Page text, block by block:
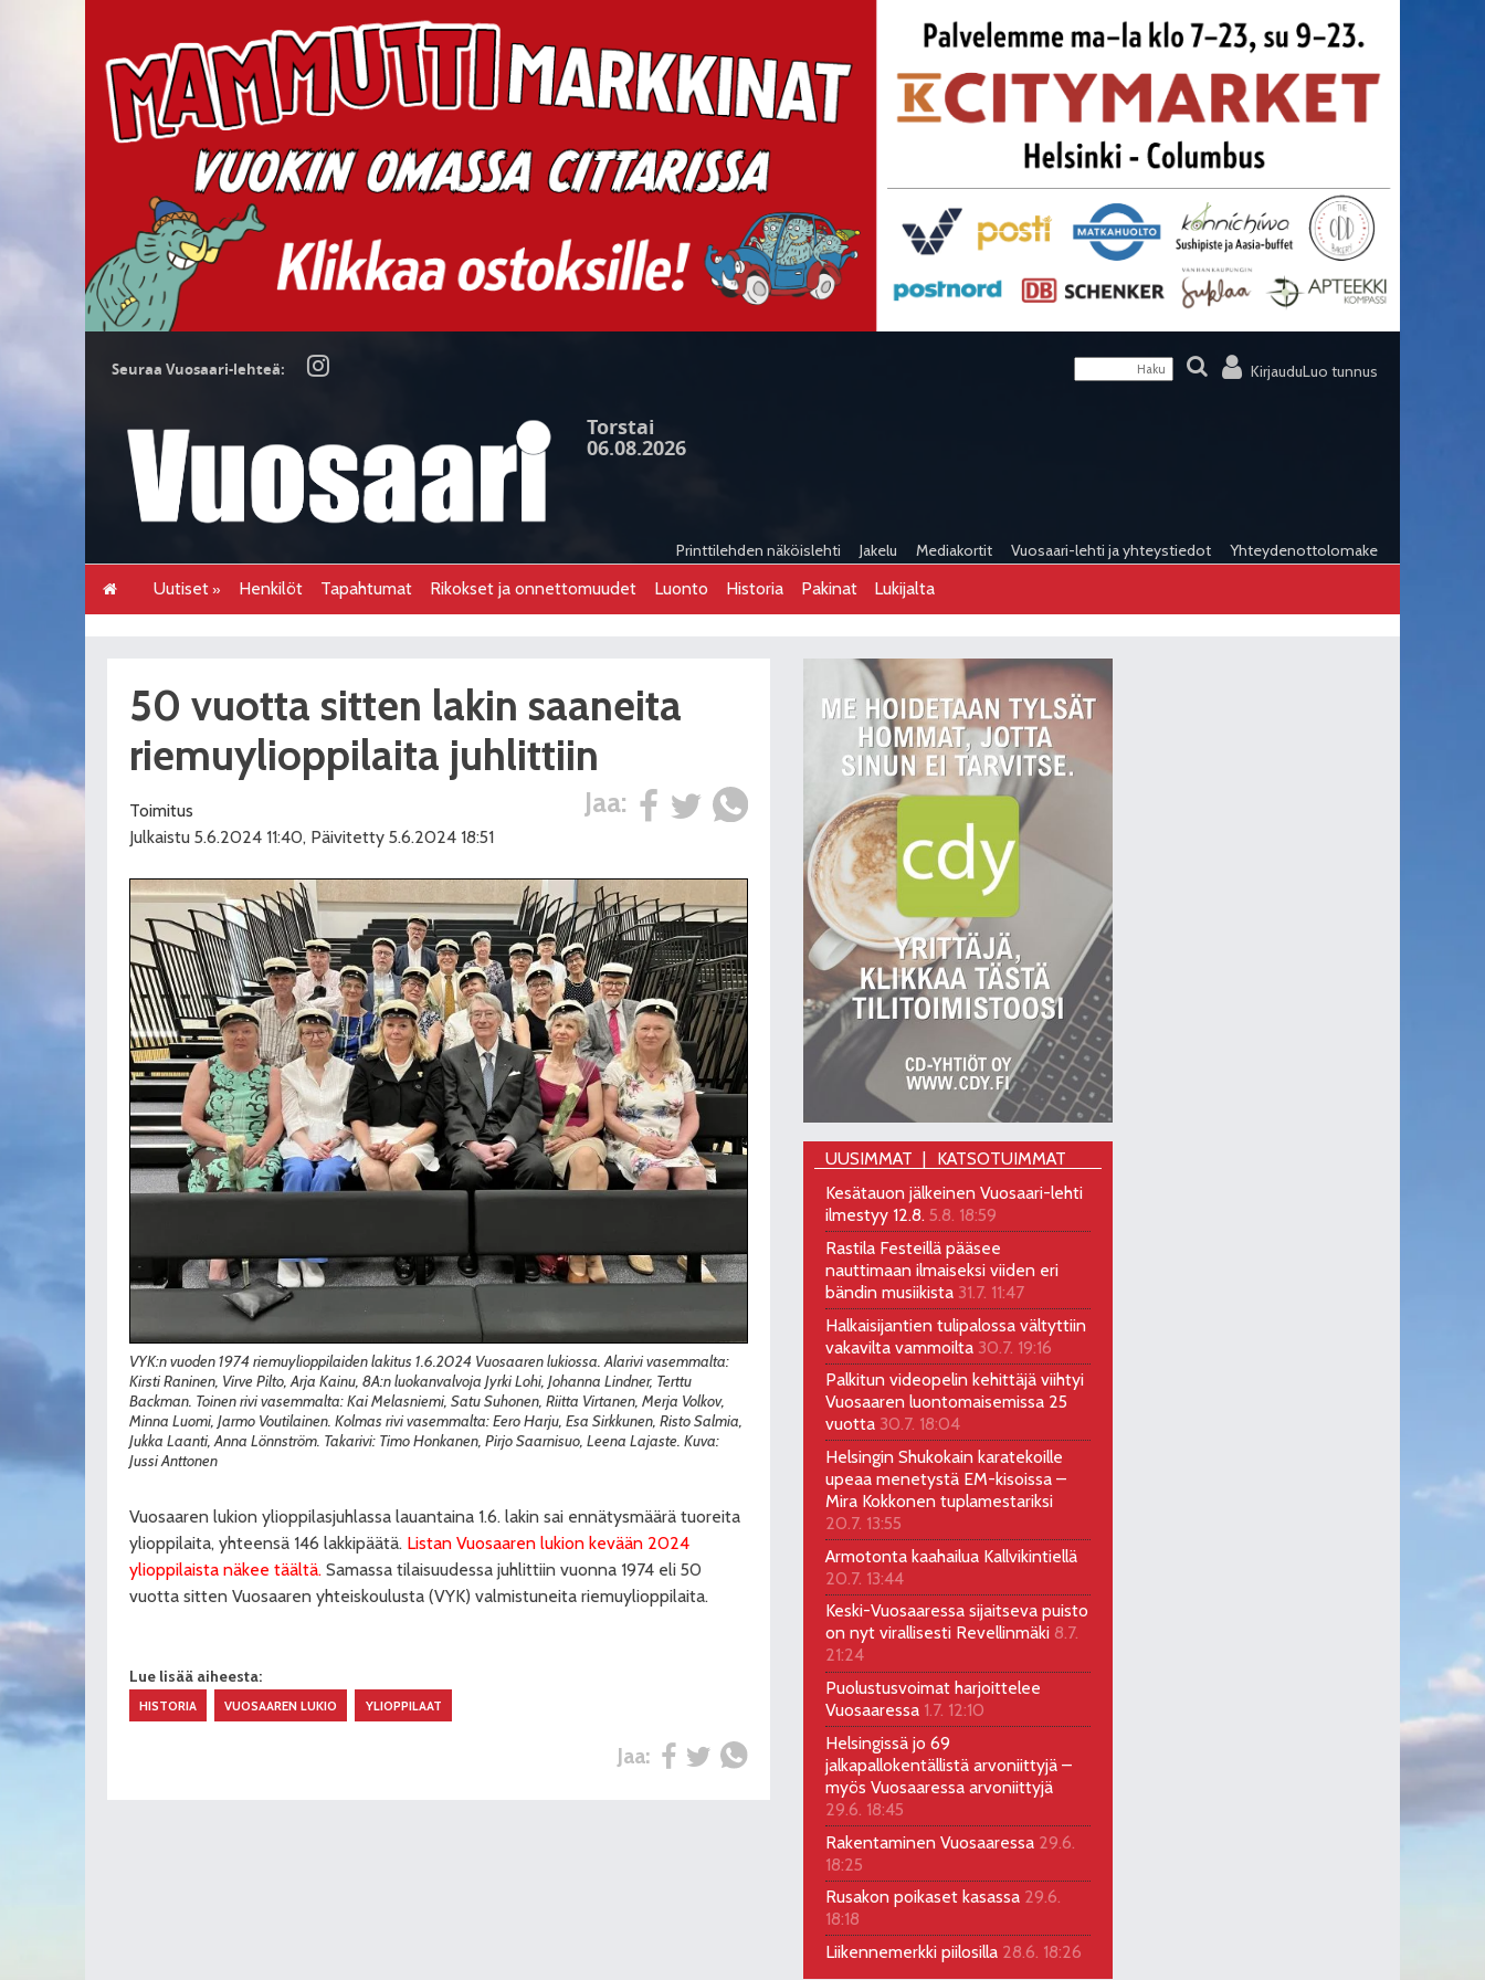
KirjauduLuo tunnus
Seuraa Vuosaari-lehteä:
Torstai
06.08.2026
Printtilehden näköislehti Jakelu Mediakortit Vuosaari-lehti ja yhteystiedot Yhteydenottolomake
Uutiset Henkilöt Tapahtumat Rikokset ja onnettomuudet Luonto Historia Pakinat Lukijalta
50 vuotta sitten lakin saaneita
riemuylioppilaita juhlittiin
Jaa:
Toimitus
Julkaistu 5.6.2024 11:40, Päivitetty 5.6.2024 18:51
VYK:n vuoden 1974 riemuylioppilaiden lakitus 1.6.2024 Vuosaaren lukiossa. Alarivi vasemmalta:
Kirsti Raninen, Virve Pilto, Arja Kainu, 8A:n luokanvalvoja Jyrki Lohi, Johanna Lindner, Terttu
Backman. Toinen rivi vasemmalta: Kai Melasniemi, Satu Suhonen, Riitta Virtanen, Merja Volkov,
Minna Luomi, Jarmo Voutilainen. Kolmas rivi vasemmalta: Eero Harju, Esa Sirkkunen, Risto Salmia,
Jukka Laanti, Anna Lönnström. Takarivi: Timo Honkanen, Pirjo Saarnisuo, Leena Lajaste. Kuva:
Jussi Anttonen
Vuosaaren lukion ylioppilasjuhlassa lauantaina 1.6. lakin sai ennätysmäärä tuoreita
ylioppilaita, yhteensä 146 lakkipäätä. Listan Vuosaaren lukion kevään 2024
ylioppilaista näkee täältä. Samassa tilaisuudessa juhlittiin vuonna 1974 eli 50
vuotta sitten Vuosaaren yhteiskoulusta (VYK) valmistuneita riemuylioppilaita.
Lue lisää aiheesta:
HISTORIA VUOSAAREN LUKIO YLIOPPILAAT
Jaa:
UUSIMMAT
KATSOTUIMMAT
Kesätauon jälkeinen Vuosaari-lehti
ilmestyy 12.8. 5.8. 18:59
Rastila Festeillä pääsee
nauttimaan ilmaiseksi viiden eri
bändin musiikista 31.7. 11:47
Halkaisijantien tulipalossa vältyttiin
vakavilta vammoilta 30.7. 19:16
Palkitun videopelin kehittäjä viihtyi
Vuosaaren luontomaisemissa 25
vuotta 30.7. 18:04
Helsingin Shukokain karatekoille
upeaa menetystä EM-kisoissa –
Mira Kokkonen tuplamestariksi
20.7. 13:55
Armotonta kaahailua Kallvikintiellä
20.7. 13:44
Keski-Vuosaaressa sijaitseva puisto
on nyt virallisesti Revellinmäki 8.7.
21:24
Puolustusvoimat harjoittelee
Vuosaaressa 1.7. 12:10
Helsingissä jo 69
jalkapallokentällistä arvoniittyjä –
myös Vuosaaressa arvoniittyjä
29.6. 18:45
Rakentaminen Vuosaaressa 29.6.
18:25
Rusakon poikaset kasassa 29.6.
18:18
Liikennemerkki piilosilla 28.6. 18:26